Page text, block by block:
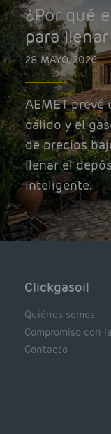
¿Por qué
para
28 MAYO, 2026
AEMET
cálido y el
de precios
llenar el
inteligente.
Clickgasoil
Quiénes somos
Compromiso con
Contacto